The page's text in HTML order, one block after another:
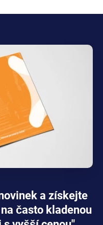
a získejte
často kladenou